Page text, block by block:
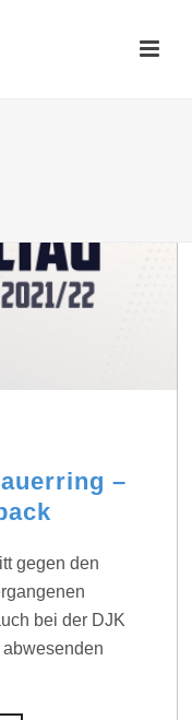
–
gegen den
bei der DJK